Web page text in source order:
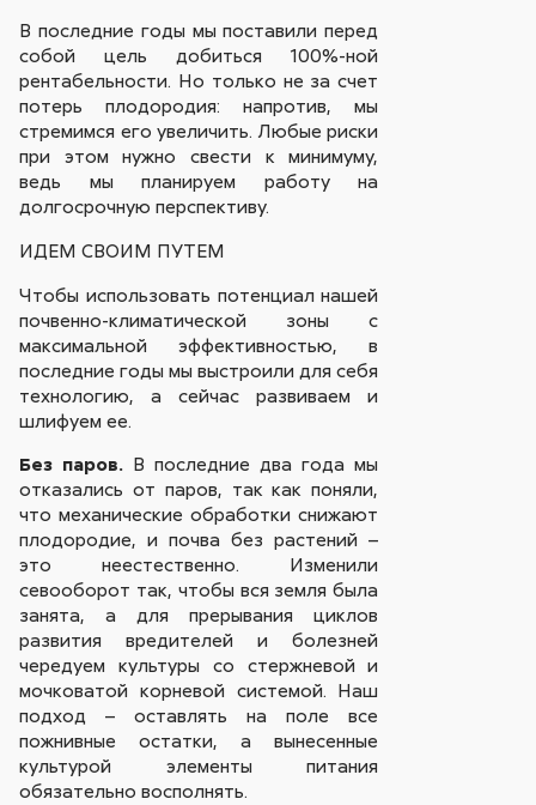
В последние годы мы поставили перед
собой цель добиться 100%-ной
рентабельности. Но только не за счет
потерь плодородия: напротив, мы
стремимся его увеличить. Любые риски
при этом нужно свести к минимуму,
ведь мы планируем работу на
долгосрочную перспективу.
ИДЕМ СВОИМ ПУТЕМ
Чтобы использовать потенциал нашей
почвенно-климатической зоны с
максимальной эффективностью, в
последние годы мы выстроили для себя
технологию, а сейчас развиваем и
шлифуем ее.
Без паров. В последние два года мы
отказались от паров, так как поняли,
что механические обработки снижают
плодородие, и почва без растений –
это неестественно. Изменили
севооборот так, чтобы вся земля была
занята, а для прерывания циклов
развития вредителей и болезней
чередуем культуры со стержневой и
мочковатой корневой системой. Наш
подход – оставлять на поле все
пожнивные остатки, а вынесенные
культурой элементы питания
обязательно восполнять.